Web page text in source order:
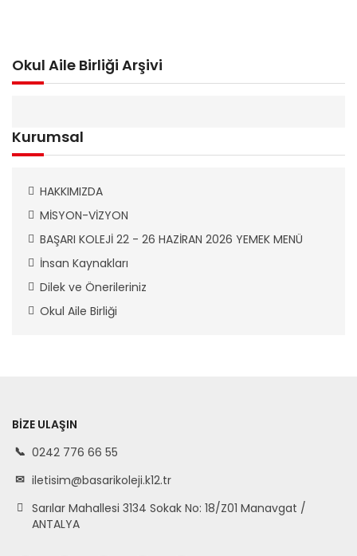
Kurumsal
HAKKIMIZDA
MİSYON-VİZYON
BAŞARI KOLEJİ 22 - 26 HAZİRAN 2026 YEMEK MENÜ
İnsan Kaynakları
Dilek ve Önerileriniz
Okul Aile Birliği
Okul Aile Birliği Arşivi
BIZE ULAŞIN
0242 776 66 55
iletisim@basarikoleji.k12.tr
Sarılar Mahallesi 3134 Sokak No: 18/Z01 Manavgat /
ANTALYA